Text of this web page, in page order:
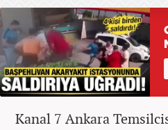
Kanal 7 Ankara